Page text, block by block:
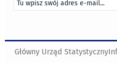
Główny Urząd Statystyczny